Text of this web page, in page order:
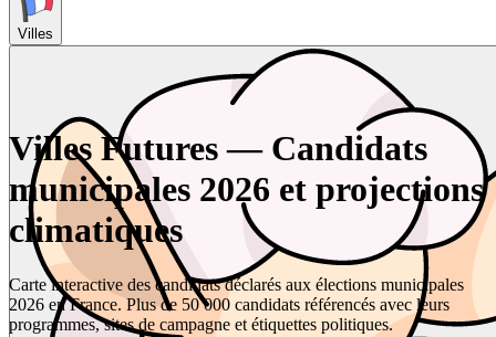
Villes
Villes Futures — Candidats
municipales 2026 et projections
climatiques
Carte interactive des candidats déclarés aux élections municipales
2026 en France. Plus de 50 000 candidats référencés avec leurs
programmes, sites de campagne et étiquettes politiques.